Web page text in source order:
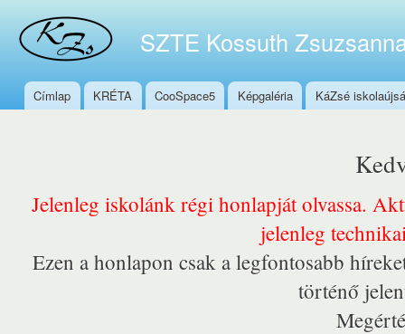
SZTE Kossuth
Főmenü
Címlap KRÉTA CooSpace5 Képgaléria KáZsé
Jelenleg iskolánk régi honlapját olvassa.
jelenleg
Ezen a honlapon csak a legfontosabb
történő